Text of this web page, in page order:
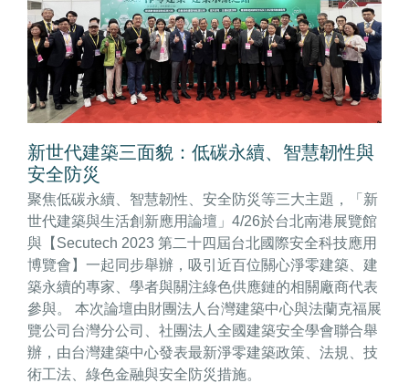
新世代建築三面貌：低碳永續、智慧韌性與
安全防災
聚焦低碳永續、智慧韌性、安全防災等三大主題，「新
世代建築與生活創新應用論壇」4/26於台北南港展覽館
與【Secutech 2023 第二十四屆台北國際安全科技應用
博覽會】一起同步舉辦，吸引近百位關心淨零建築、建
築永續的專家、學者與關注綠色供應鏈的相關廠商代表
參與。 本次論壇由財團法人台灣建築中心與法蘭克福展
覽公司台灣分公司、社團法人全國建築安全學會聯合舉
辦，由台灣建築中心發表最新淨零建築政策、法規、技
術工法、綠色金融與安全防災措施。